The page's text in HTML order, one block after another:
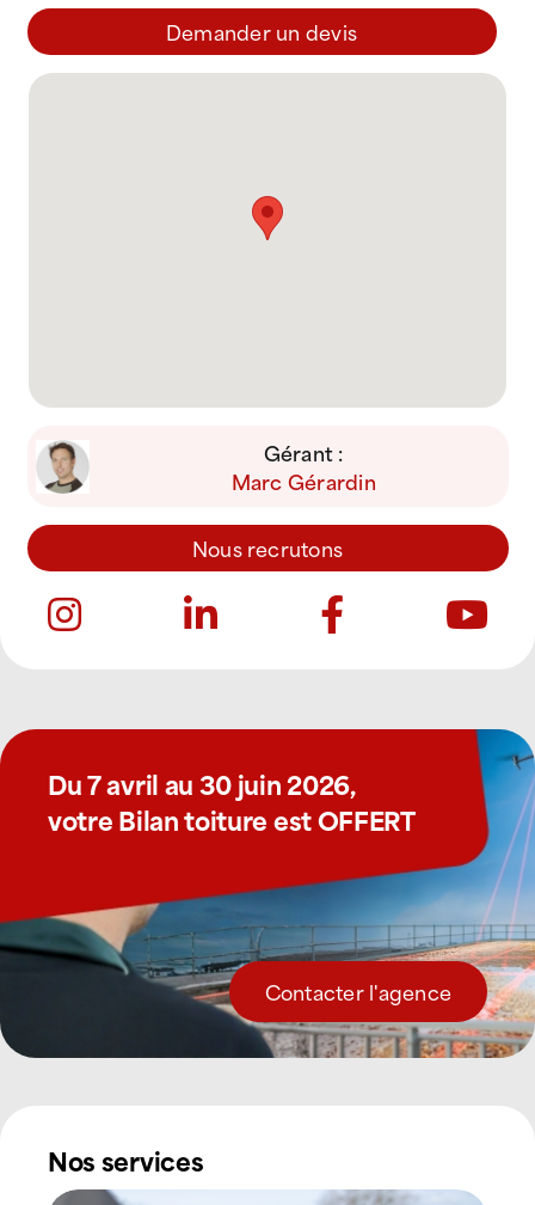
Demander un devis
Gérant :
Marc Gérardin
Nous recrutons
Du 7 avril au 30 juin 2026,
votre Bilan toiture est OFFERT
Contacter l'agence
Nos services